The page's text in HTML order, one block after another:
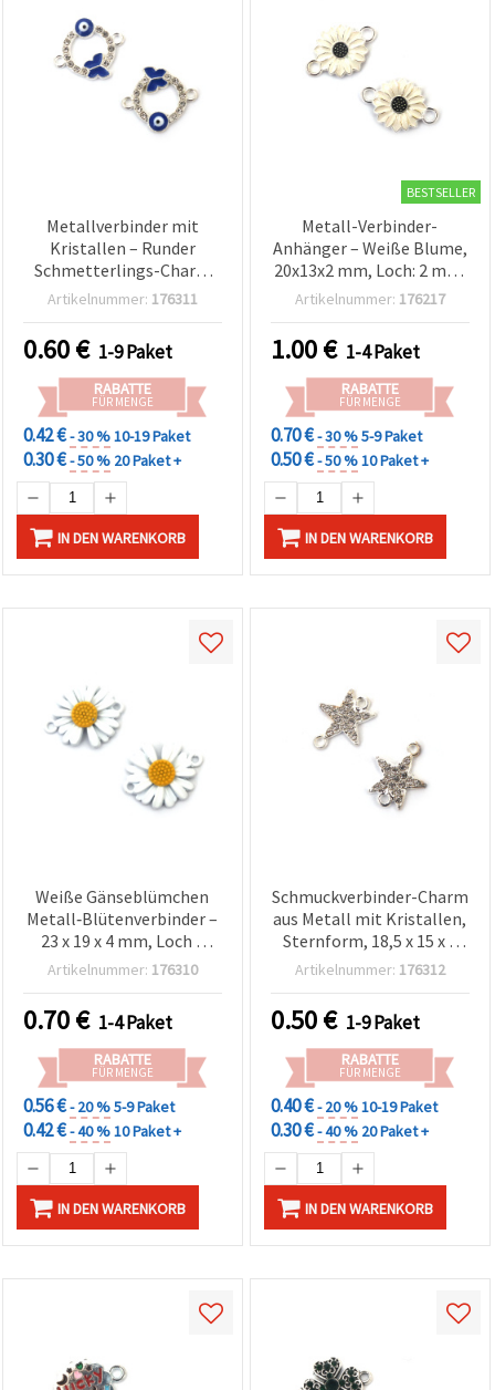
Metallverbinder mit
Kristallen – Runder
Schmetterlings-Charm
mit blauem Auge,
mm, Loch 1,5 mm – 2
Stück
Artikelnummer: 176311
0.60€ 1-9 Paket
RABATTE
FÜR MENGE
0.42 €- 30 %10-19 Paket
0.30 €- 50 % 20 Paket +
IN DEN WARENKORB
BESTSELLER
Metall-Verbinder-
Anhänger – Weiße Blume,
20x13x2 mm, Loch: 2 mm,
silberfarben – 5 Stück
Artikelnummer: 176217
1.00€ 1-4 Paket
RABATTE
FÜR MENGE
0.70 €- 30 %5-9 Paket
0.50 €- 50 %10 Paket +
IN DEN WARENKORB
Weiße Gänseblümchen
Metall‑Blütenverbinder –
23 x 19 x 4 mm, Loch 2
mm,
für Armbänder,
Halsketten & Ohrringe,
2er-Pack
Artikelnummer: 176310
0.70€ 1-4 Paket
RABATTE
FÜR MENGE
0.56 €- 20 %5-9 Paket
0.42 €- 40 %10 Paket +
IN DEN WARENKORB
Schmuckverbinder-Charm
aus Metall mit Kristallen,
Sternform, 18,5 x 15 x 2
mm, Loch: 1,5 mm,
Artikelnummer: 176312
0.50€ 1-9 Paket
RABATTE
FÜR MENGE
0.40 €- 20 %10-19 Paket
0.30 €- 40 % 20 Paket +
IN DEN WARENKORB